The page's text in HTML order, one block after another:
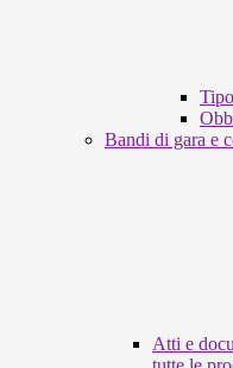
Bandi di gara e
Atti e